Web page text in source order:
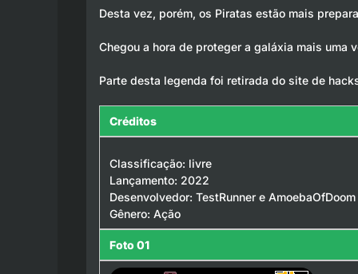
Desta vez, porém, os Piratas estão mais
Chegou a hora de proteger a galáxia mais uma
Parte desta legenda foi retirada do site de
Créditos
Classificação: livre
Lançamento: 2022
Desenvolvedor: TestRunner e AmoebaOfDoom
Gênero: Ação
Foto 01